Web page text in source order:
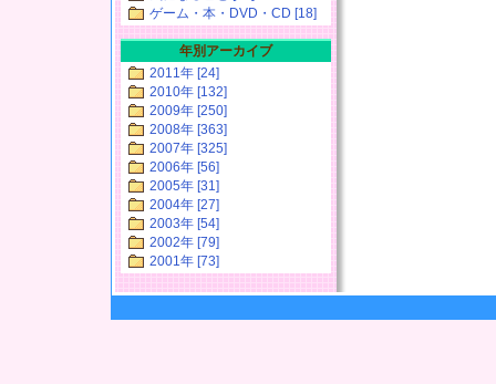
ゲーム・本・DVD・CD [18]
年別アーカイブ
2011年 [24]
2010年 [132]
2009年 [250]
2008年 [363]
2007年 [325]
2006年 [56]
2005年 [31]
2004年 [27]
2003年 [54]
2002年 [79]
2001年 [73]